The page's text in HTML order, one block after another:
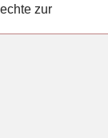
zur